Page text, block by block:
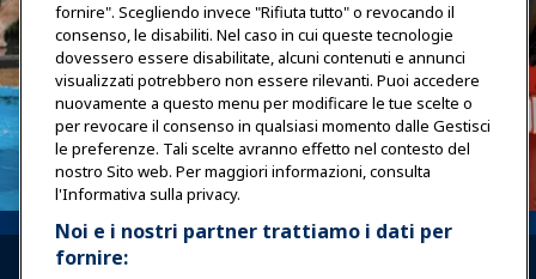
fornire". Scegliendo invece "Rifiuta tutto" o revocando il
consenso, le disabiliti. Nel caso in cui queste tecnologie
dovessero essere disabilitate, alcuni contenuti e annunci
visualizzati potrebbero non essere rilevanti. Puoi accedere
nuovamente a questo menu per modificare le tue scelte o
per revocare il consenso in qualsiasi momento dalle Gestisci
le preferenze. Tali scelte avranno effetto nel contesto del
nostro Sito web. Per maggiori informazioni, consulta
l'Informativa sulla privacy.
Noi e i nostri partner trattiamo i dati per
fornire: